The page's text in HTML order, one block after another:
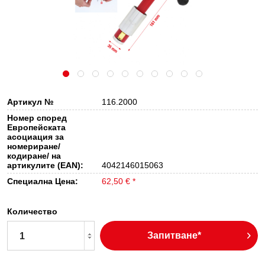
Артикул №
116.2000
Номер според
Европейската
асоциация за
номериране/
кодиране/ на
артикулите (EAN):
4042146015063
Специална Цена:
62,50 € *
Количество
Запитване*